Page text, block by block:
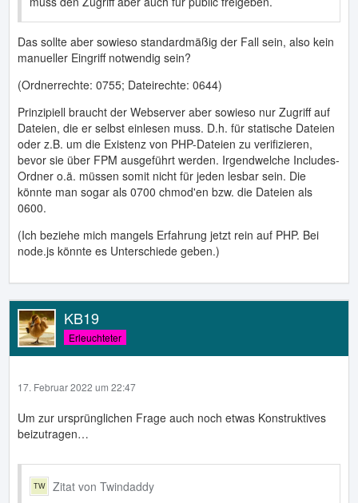
Das sollte aber sowieso standardmäßig der Fall sein, also kein
manueller Eingriff notwendig sein?
(Ordnerrechte: 0755; Dateirechte: 0644)
Prinzipiell braucht der Webserver aber sowieso nur Zugriff auf
Dateien, die er selbst einlesen muss. D.h. für statische Dateien
oder z.B. um die Existenz von PHP-Dateien zu verifizieren,
bevor sie über FPM ausgeführt werden. Irgendwelche Includes-
Ordner o.ä. müssen somit nicht für jeden lesbar sein. Die
könnte man sogar als 0700 chmod'en bzw. die Dateien als
0600.
(Ich beziehe mich mangels Erfahrung jetzt rein auf PHP. Bei
node.js könnte es Unterschiede geben.)
KB19
Erleuchteter
17. Februar 2022 um 22:47
Um zur ursprünglichen Frage auch noch etwas Konstruktives
beizutragen…
Zitat von Twindaddy